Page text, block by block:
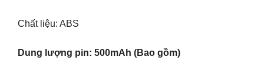
Chất liệu: ABS
Dung lượng pin: 500mAh (Bao gồm)